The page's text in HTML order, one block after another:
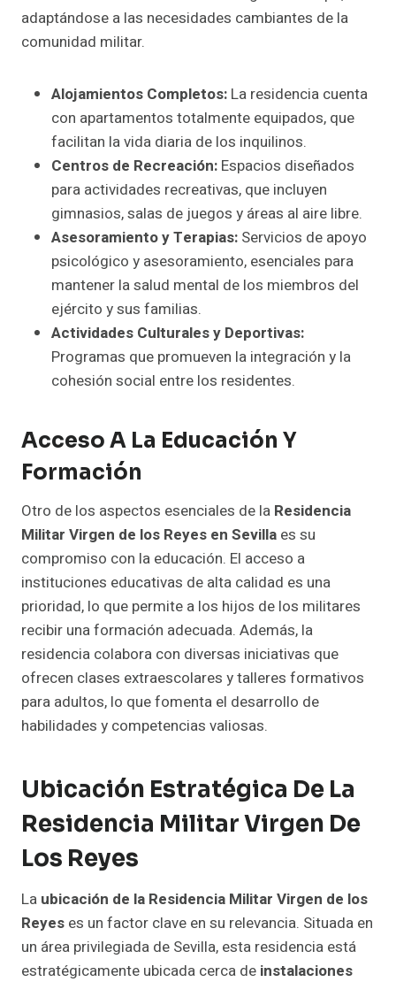
adaptándose a las necesidades cambiantes de la
comunidad militar.
Alojamientos Completos: La residencia cuenta
con apartamentos totalmente equipados, que
facilitan la vida diaria de los inquilinos.
Centros de Recreación: Espacios diseñados
para actividades recreativas, que incluyen
gimnasios, salas de juegos y áreas al aire libre.
Asesoramiento y Terapias: Servicios de apoyo
psicológico y asesoramiento, esenciales para
mantener la salud mental de los miembros del
ejército y sus familias.
Actividades Culturales y Deportivas:
Programas que promueven la integración y la
cohesión social entre los residentes.
Acceso A La Educación Y
Formación
Otro de los aspectos esenciales de la Residencia
Militar Virgen de los Reyes en Sevilla es su
compromiso con la educación. El acceso a
instituciones educativas de alta calidad es una
prioridad, lo que permite a los hijos de los militares
recibir una formación adecuada. Además, la
residencia colabora con diversas iniciativas que
ofrecen clases extraescolares y talleres formativos
para adultos, lo que fomenta el desarrollo de
habilidades y competencias valiosas.
Ubicación Estratégica De La
Residencia Militar Virgen De
Los Reyes
La ubicación de la Residencia Militar Virgen de los
Reyes es un factor clave en su relevancia. Situada en
un área privilegiada de Sevilla, esta residencia está
estratégicamente ubicada cerca de instalaciones